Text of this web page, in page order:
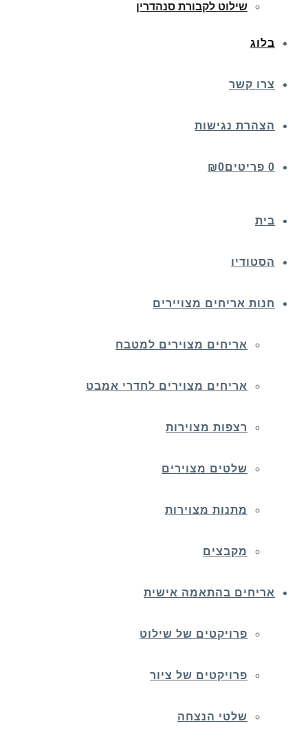
שילוט לקבורת סנהדרין
בלוג
צרו קשר
הצהרת נגישות
0 פריטים ₪0
בית
הסטודיו
חנות אריחים מצויירים
אריחים מצוירים למטבח
אריחים מצוירים לחדרי אמבט
רצפות מצוירות
שלטים מצוירים
מתנות מצוירות
מקבצים
אריחים בהתאמה אישית
פרויקטים של שילוט
פרויקטים של ציור
שלטי הנצחה